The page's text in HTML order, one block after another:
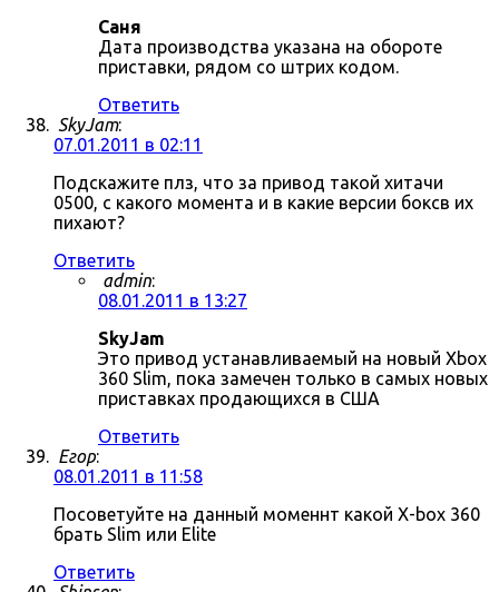
Саня
Дата производства указана на обороте
приставки, рядом со штрих кодом.
Ответить
SkyJam:
07.01.2011 в 02:11
Подскажите плз, что за привод такой хитачи
0500, с какого момента и в какие версии боксв их
пихают?
Ответить
admin:
08.01.2011 в 13:27
SkyJam
Это привод устанавливаемый на новый Xbox
360 Slim, пока замечен только в самых новых
приставках продающихся в США
Ответить
Егор:
08.01.2011 в 11:58
Посоветуйте на данный моменнт какой X-box 360
брать Slim или Elite
Ответить